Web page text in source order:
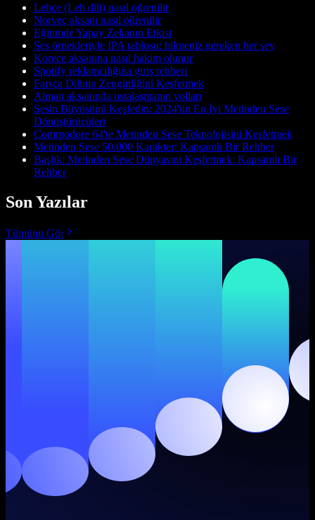
Lehçe (Leh dili) nasıl öğrenilir
Norveç aksanı nasıl öğrenilir
Eğitimde Yapay Zekanın Etkisi
Ses örnekleriyle IPA tablosu: bilmeniz gereken her şey
Korece aksanına nasıl hakim olunur
Spotify reklamcılığına giriş rehberi
Farsça Dilinin Zenginliğini Keşfetmek
Alman aksanında ustalaşmanın yolları
Sesin Büyüsünü Keşfedin: 2024'ün En İyi Metinden Sese
Dönüştürücüleri
Commodore 64'te Metinden Sese Teknolojisini Keşfetmek
Metinden Sese 50.000 Karakter: Kapsamlı Bir Rehber
Başlık: Metinden Sese Dünyasını Keşfetmek: Kapsamlı Bir
Rehber
Son Yazılar
Tümünü Gör